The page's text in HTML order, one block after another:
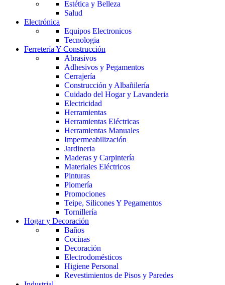
Estética y Belleza
Salud
Electrónica
Equipos Electronicos
Tecnologia
Ferretería Y Construcción
Abrasivos
Adhesivos y Pegamentos
Cerrajería
Construcción y Albañilería
Cuidado del Hogar y Lavanderia
Electricidad
Herramientas
Herramientas Eléctricas
Herramientas Manuales
Impermeabilización
Jardineria
Maderas y Carpintería
Materiales Eléctricos
Pinturas
Plomería
Promociones
Teipe, Silicones Y Pegamentos
Tornillería
Hogar y Decoración
Baños
Cocinas
Decoración
Electrodomésticos
Higiene Personal
Revestimientos de Pisos y Paredes